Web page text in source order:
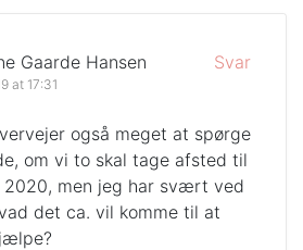
Gaarde Hansen
at 17:31
også meget at spørge
om vi to skal tage afsted til
2020, men jeg har svært ved
det ca. vil komme til at
Svar